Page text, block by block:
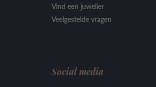
Vind een juwelier
Veelgestelde vragen
Social media